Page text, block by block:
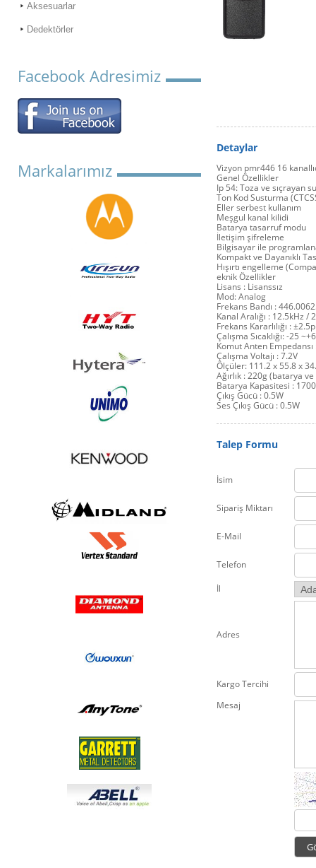
Aksesuarlar
Dedektörler
Facebook Adresimiz
Markalarımız
Detaylar
Vizyon pmr446 16
Genel Özellikler
Ip 54: Toza ve sıçrayan
Ton Kod Susturma
Eller serbest kullanım
Meşgul kanal kilidi
Batarya tasarruf modu
İletişim şifreleme
Bilgisayar ile
Kompakt ve Dayanıklı
Hışırtı engelleme
eknik Özellikler
Lisans : Lisanssız
Mod: Analog
Frekans Bandı :
Kanal Aralığı : 12.5kHz /
Frekans Kararlılığı :
Çalışma Sıcaklığı: -25
Komut Anten
Çalışma Voltajı : 7.2V
Ölçüler: 111.2 x 55.8 x
Ağırlık : 220g (batarya
Batarya Kapasitesi :
Çıkış Gücü : 0.5W
Ses Çıkış Gücü : 0.5W
Talep Formu
İsim
Sipariş Miktarı
E-Mail
Telefon
İl
Adres
Kargo Tercihi
Mesaj